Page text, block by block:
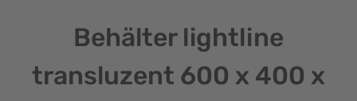
Behälter lightline
transluzent 600 x 400 x